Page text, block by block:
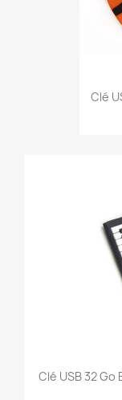
Clé
Clé USB 32